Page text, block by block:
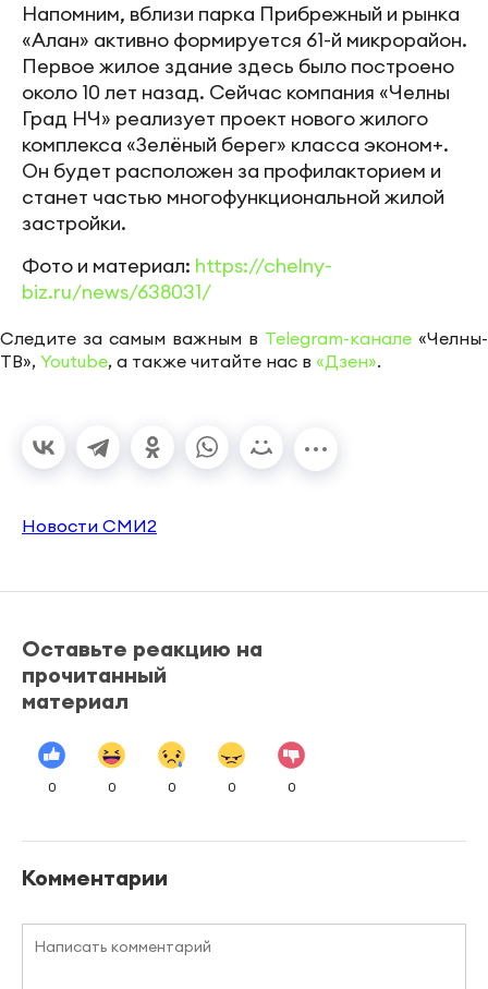
Напомним, вблизи парка Прибрежный и рынка
«Алан» активно формируется 61-й микрорайон.
Первое жилое здание здесь было построено
около 10 лет назад. Сейчас компания «Челны
Град НЧ» реализует проект нового жилого
комплекса «Зелёный берег» класса эконом+.
Он будет расположен за профилакторием и
станет частью многофункциональной жилой
застройки.
Фото и материал: https://chelny-
biz.ru/news/638031/
Следите за самым важным в Telegram-канале «Челны-
ТВ», Youtube, а также читайте нас в «Дзен».
Новости СМИ2
Оставьте реакцию на
прочитанный
материал
0 0 0 0 0
Комментарии